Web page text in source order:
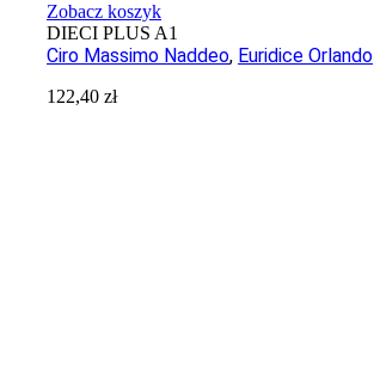
Zobacz koszyk
DIECI PLUS A1
Ciro Massimo Naddeo, Euridice Orlando
122,40zł